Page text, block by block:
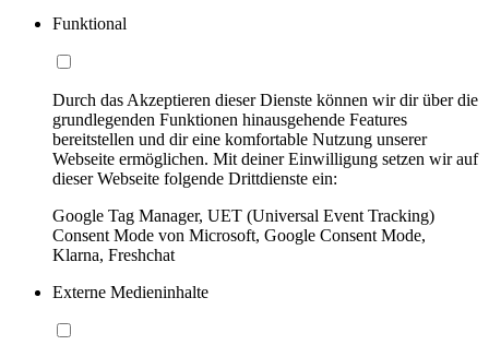
Funktional
Durch das Akzeptieren dieser Dienste können wir dir über die
grundlegenden Funktionen hinausgehende Features
bereitstellen und dir eine komfortable Nutzung unserer
Webseite ermöglichen. Mit deiner Einwilligung setzen wir auf
dieser Webseite folgende Drittdienste ein:
Google Tag Manager, UET (Universal Event Tracking)
Consent Mode von Microsoft, Google Consent Mode,
Klarna, Freshchat
Externe Medieninhalte